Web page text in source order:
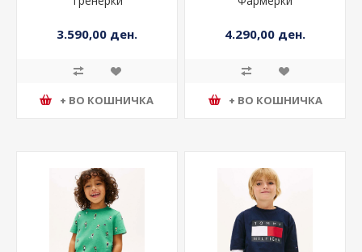
Тренерки
3.590,00 ден.
+ ВО КОШНИЧКА
Фармерки
4.290,00 ден.
+ ВО КОШНИЧКА